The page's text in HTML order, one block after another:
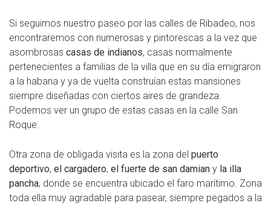
Si seguimos nuestro paseo por las calles de Ribadeo, nos
encontraremos con numerosas y pintorescas a la vez que
asombrosas casas de indianos, casas normalmente
pertenecientes a familias de la villa que en su día emigraron
a la habana y ya de vuelta construían estas mansiones
siempre diseñadas con ciertos aires de grandeza.
Podemos ver un grupo de estas casas en la calle San
Roque.
Otra zona de obligada visita es la zona del puerto
deportivo, el cargadero, el fuerte de san damian y la illa
pancha, donde se encuentra ubicado el faro marítimo. Zona
toda ella muy agradable para pasear, siempre pegados a la